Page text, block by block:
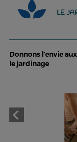
LE
Donnons l’envie
le jardinage